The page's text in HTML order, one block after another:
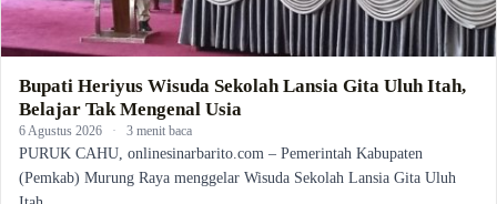
Bupati Heriyus Wisuda Sekolah Lansia Gita Uluh Itah,
Belajar Tak Mengenal Usia
6 Agustus 2026 · 3 menit baca
PURUK CAHU, onlinesinarbarito.com – Pemerintah Kabupaten
(Pemkab) Murung Raya menggelar Wisuda Sekolah Lansia Gita Uluh